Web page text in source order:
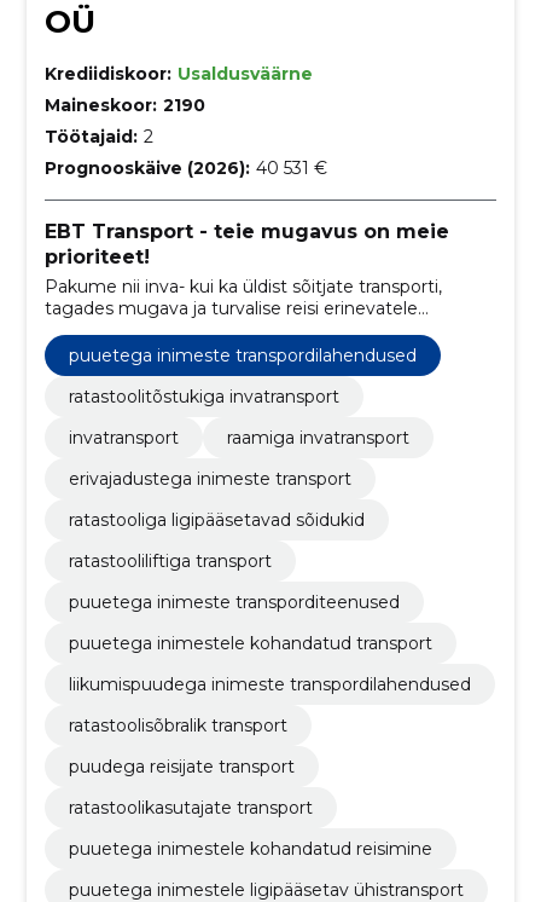
OÜ
Krediidiskoor: Usaldusväärne
Maineskoor: 2190
Töötajaid: 2
Prognooskäive (2026): 40 531 €
EBT Transport - teie mugavus on meie
prioriteet!
Pakume nii inva- kui ka üldist sõitjate transporti,
tagades mugava ja turvalise reisi erinevatele
marsuutidele Lääne-Virumaal ning laiendades
teenuseid vastavalt klientide vajadustele üle kogu
Eesti.
puuetega inimeste transpordilahendused
ratastoolitõstukiga invatransport
invatransport
raamiga invatransport
erivajadustega inimeste transport
ratastooliga ligipääsetavad sõidukid
ratastooliliftiga transport
puuetega inimeste transporditeenused
puuetega inimestele kohandatud transport
liikumispuudega inimeste transpordilahendused
ratastoolisõbralik transport
puudega reisijate transport
ratastoolikasutajate transport
puuetega inimestele kohandatud reisimine
puuetega inimestele ligipääsetav ühistransport